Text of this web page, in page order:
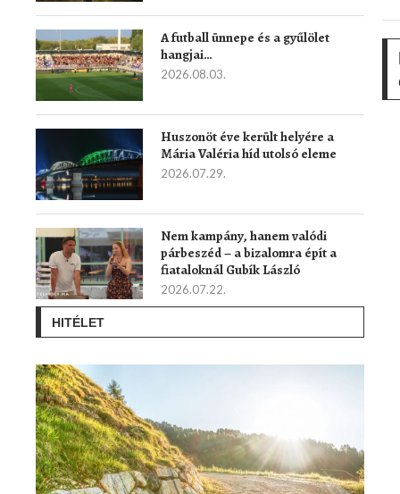
A futball ünnepe és a gyűlölet
hangjai…
2026.08.03.
Huszonöt éve került helyére a
Mária Valéria híd utolsó eleme
2026.07.29.
Nem kampány, hanem valódi
párbeszéd – a bizalomra épít a
fiataloknál Gubík László
2026.07.22.
HITÉLET